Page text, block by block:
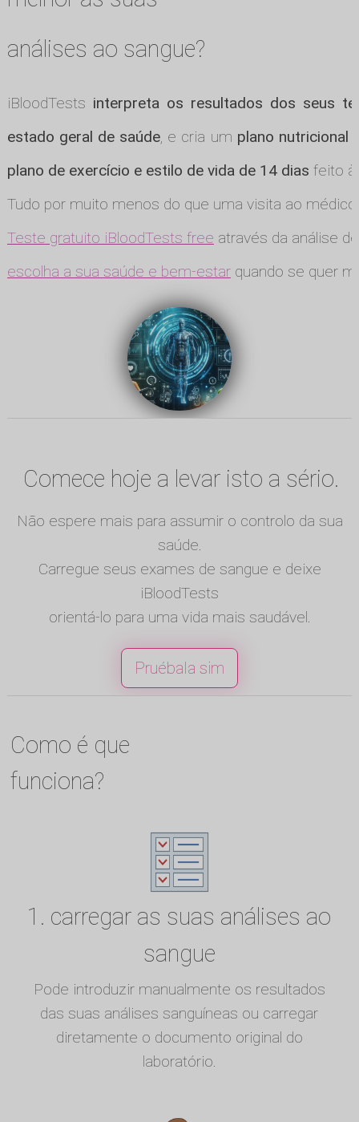
análises ao sangue?
iBloodTests interpreta os resultados dos seus
estado geral de saúde, e cria um plano nutricional
plano de exercício e estilo de vida de 14 dias feito à
Tudo por muito menos do que uma visita ao médico.
Teste gratuito iBloodTests free através da análise
escolha a sua saúde e bem-estarquando se quer
Comece hoje a levar isto a sério.
Não espere mais para assumir o controlo da sua
saúde.
Carregue seus exames de sangue e deixe
iBloodTests
orientá-lo para uma vida mais saudável.
Pruébala sim
Como é que
funciona?
1. carregar as suas análises ao
sangue
Pode introduzir manualmente os resultados
das suas análises sanguíneas ou carregar
diretamente o documento original do
laboratório.